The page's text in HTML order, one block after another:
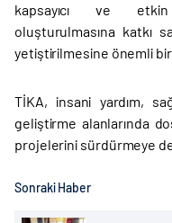
kapsayıcı ve etkin
oluşturulmasına katkı
yetiştirilmesine önemli bir
TİKA, insani yardım,
geliştirme alanlarında
projelerini sürdürmeye
Sonraki Haber